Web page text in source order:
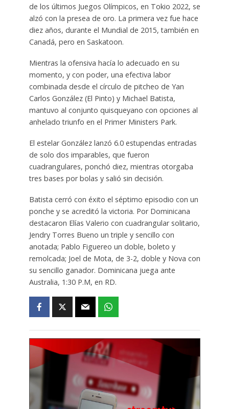
de los últimos Juegos Olímpicos, en Tokio 2022, se
alzó con la presea de oro. La primera vez fue hace
diez años, durante el Mundial de 2015, también en
Canadá, pero en Saskatoon.
Mientras la ofensiva hacía lo adecuado en su
momento, y con poder, una efectiva labor
combinada desde el círculo de pitcheo de Yan
Carlos González (El Pinto) y Michael Batista,
mantuvo al conjunto quisqueyano con opciones al
anhelado triunfo en el Primer Ministers Park.
El estelar González lanzó 6.0 estupendas entradas
de solo dos imparables, que fueron
cuadrangulares, ponchó diez, mientras otorgaba
tres bases por bolas y salió sin decisión.
Batista cerró con éxito el séptimo episodio con un
ponche y se acreditó la victoria. Por Dominicana
destacaron Elías Valerio con cuadrangular solitario,
Jendry Torres Bueno un triple y sencillo con
anotada; Pablo Figuereo un doble, boleto y
remolcada; Joel de Mota, de 3-2, doble y Nova con
su sencillo ganador. Dominicana juega ante
Australia, 1:30 P.M, en RD.